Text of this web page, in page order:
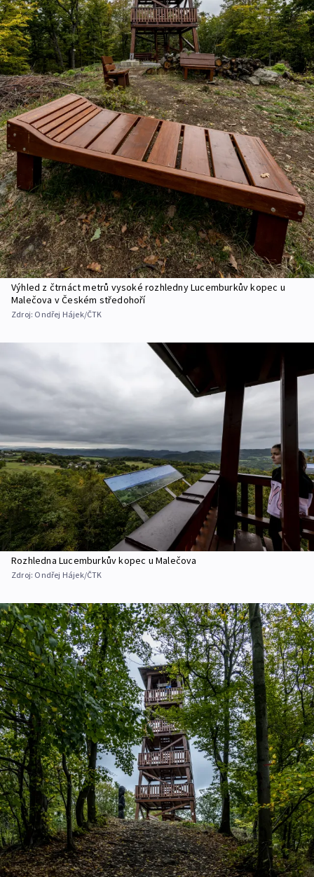
Výhled z čtrnáct metrů vysoké rozhledny Lucemburkův kopec u
Malečova v Českém středohoří
Zdroj: Ondřej Hájek/ČTK
Rozhledna Lucemburkův kopec u Malečova
Zdroj: Ondřej Hájek/ČTK